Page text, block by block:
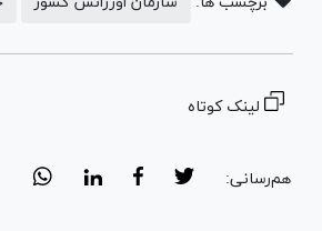
لینک کوتاه
هم‌رسانی: